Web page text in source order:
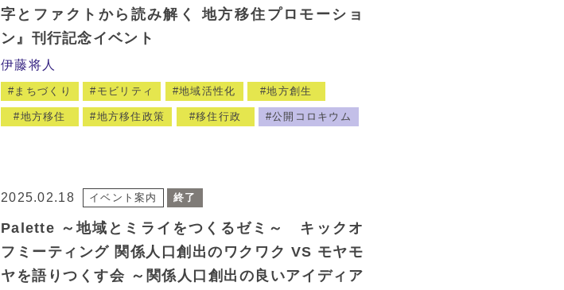
字とファクトから読み解く 地方移住プロモーショ
ン』刊行記念イベント
伊藤将人
まちづくり モビリティ 地域活性化 地方創生
地方移住 地方移住政策 移住行政 公開コロキウム
2025.02.18 イベント案内 終了
Palette ～地域とミライをつくるゼミ～ キックオ
フミーティング 関係人口創出のワクワク VS モヤモ
ヤを語りつくす会 ～関係人口創出の良いアイディア